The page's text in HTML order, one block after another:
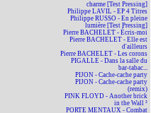
charme [Test Pressing]
Philippe LAVIL - EP 4 Titres
Philippe RUSSO - En pleine
lumière [Test Pressing]
Pierre BACHELET - Écris-moi
Pierre BACHELET - Elle est
d'ailleurs
Pierre BACHELET - Les corons
PIGALLE - Dans la salle du
bar-tabac...
PIJON - Cache-cache party
PIJON - Cache-cache party
(remix)
PINK FLOYD - Another brick
in the Wall ²
PORTE MENTAUX - Combat